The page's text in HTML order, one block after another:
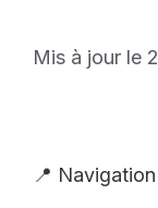
Mis à jour le
📍 Navigation